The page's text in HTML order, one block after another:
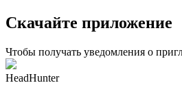
Скачайте приложение
Чтобы получать уведомления о
HeadHunter